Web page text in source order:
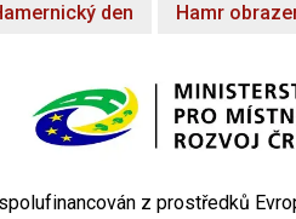
den Hamr
z prostředků